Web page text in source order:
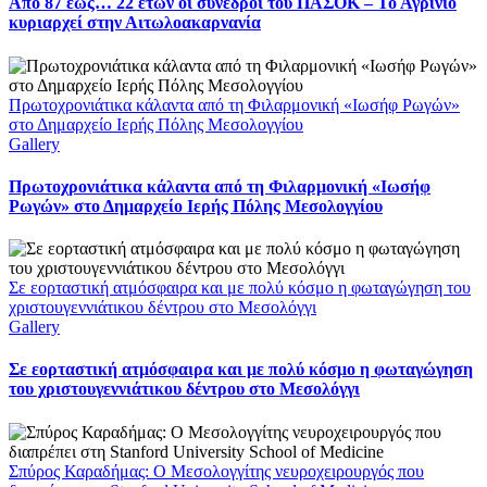
κυριαρχεί στην Αιτωλοακαρνανία
Πρωτοχρονιάτικα κάλαντα από τη Φιλαρμονική «Ιωσήφ Ρωγών»
στο Δημαρχείο Ιερής Πόλης Μεσολογγίου
Gallery
Πρωτοχρονιάτικα κάλαντα από τη Φιλαρμονική «Ιωσήφ
Ρωγών» στο Δημαρχείο Ιερής Πόλης Μεσολογγίου
Σε εορταστική ατμόσφαιρα και με πολύ κόσμο η φωταγώγηση του
χριστουγεννιάτικου δέντρου στο Μεσολόγγι
Gallery
Σε εορταστική ατμόσφαιρα και με πολύ κόσμο η φωταγώγηση
του χριστουγεννιάτικου δέντρου στο Μεσολόγγι
Σπύρος Καραδήμας: Ο Μεσολογγίτης νευροχειρουργός που